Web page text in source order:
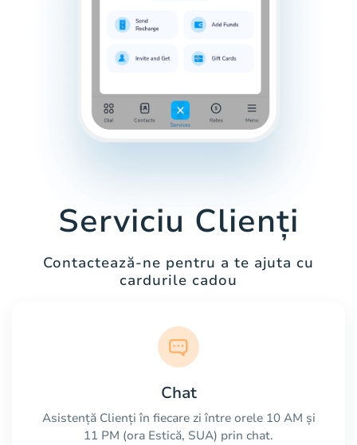
Serviciu Clienți
Contactează-ne pentru a te ajuta cu
cardurile cadou
Chat
Asistență Clienți în fiecare zi între orele 10 AM și
11 PM (ora Estică, SUA) prin chat.